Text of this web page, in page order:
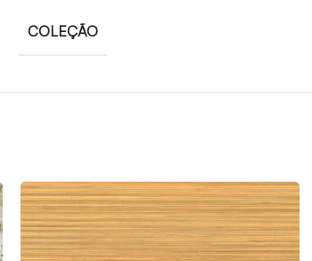
COLEÇÃO